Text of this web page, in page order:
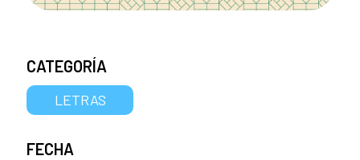
CATEGORÍA
LETRAS
FECHA